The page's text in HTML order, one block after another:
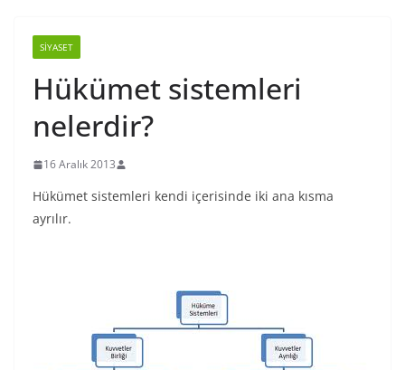
SIYASET
Hükümet sistemleri
nelerdir?
16 Aralık 2013
Hükümet sistemleri kendi içerisinde iki ana kısma
ayrılır.